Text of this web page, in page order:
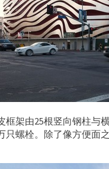
框架由25根竖向钢柱与
只螺栓。除了像方便面